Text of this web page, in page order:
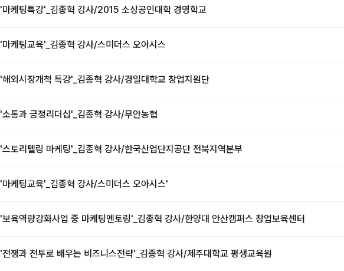
'마케팅특강'_김종혁 강사/2015 소상공인대학 경영학교
'마케팅교육'_김종혁 강사/스미더스 오아시스
'해외시장개척 특강'_김종혁 강사/경일대학교 창업지원단
'소통과 긍정리더십'_김종혁 강사/무안농협
'스토리텔링 마케팅'_김종혁 강사/한국산업단지공단 전북지역본부
'마케팅교육'_김종혁 강사/스미더스 오아시스'
'보육역량강화사업 중 마케팅멘토링'_김종혁 강사/한양대 안산캠퍼스 창업보육센터
'전쟁과 전투로 배우는 비즈니스전략'_김종혁 강사/제주대학교 평생교육원